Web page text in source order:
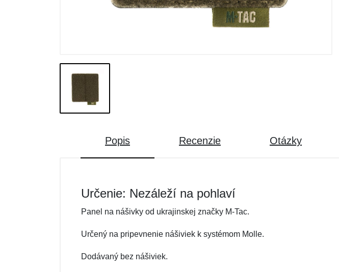
Popis Recenzie Otázky
Určenie: Nezáleží na pohlaví
Panel na nášivky od ukrajinskej značky M-Tac.
Určený na pripevnenie nášiviek k systémom Molle.
Dodávaný bez nášiviek.